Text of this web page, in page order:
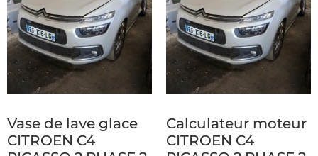
Vase de lave glace
CITROEN C4
Calculateur moteur
CITROEN C4